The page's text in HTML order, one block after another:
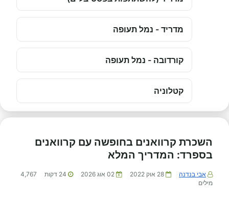
מדריד - נמל תעופה
קורדובה - נמל תעופה
קטלוניה
השכרת קרוואנים בחופשה עם קרוואנים
בספרד: המדריך המלא
אבי בנדנה 28 אוק 2022 02 אוג 2026 24 דקות
4,767
מילים